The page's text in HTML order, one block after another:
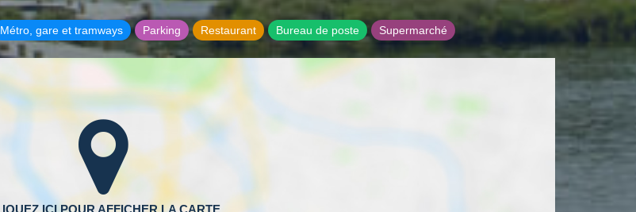
Métro, gare et tramways Parking Restaurant Bureau de poste Supermarché